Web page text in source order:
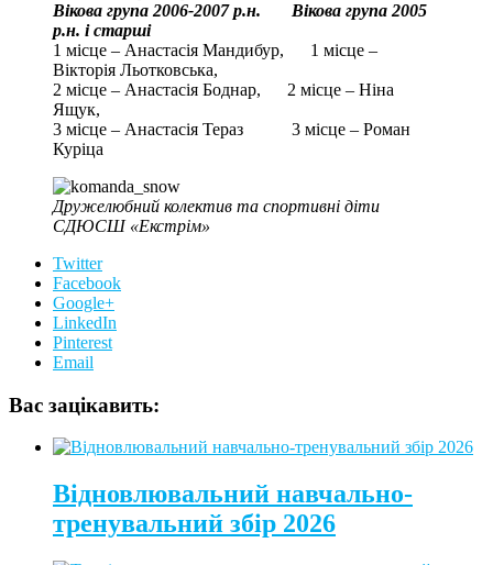
Вікова група 2006-2007 р.н. Вікова група 2005
р.н. і старші
1 місце – Анастасія Мандибур, 1 місце –
Вікторія Льотковська,
2 місце – Анастасія Боднар, 2 місце – Ніна
Ящук,
3 місце – Анастасія Тераз 3 місце – Роман
Куріца
Дружелюбний колектив та спортивні діти
СДЮСШ «Екстрім»
Twitter
Facebook
Google+
LinkedIn
Pinterest
Email
Вас зацікавить:
Відновлювальний навчально-
тренувальний збір 2026